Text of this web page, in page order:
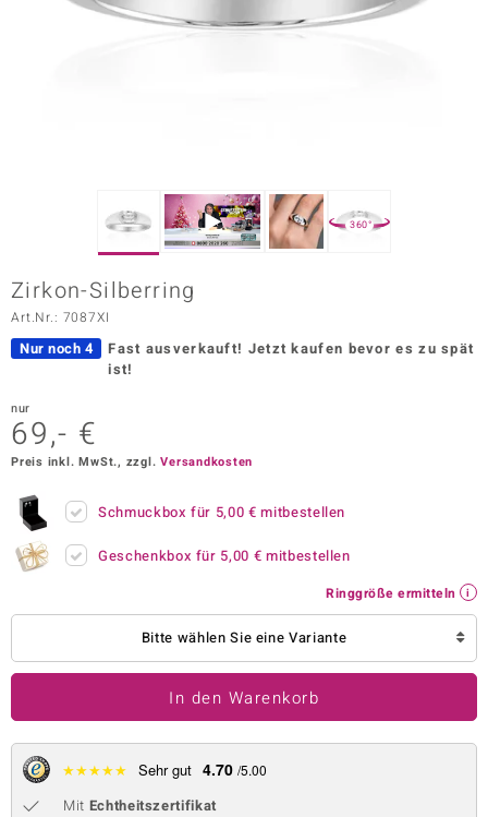
Vogue
Paraíso
360°
Zirkon-Silberring
Art.Nr.: 7087XI
Nur noch 4 Fast ausverkauft! Jetzt kaufen bevor es zu spät
ist!
nur
69,- €
Preis inkl. MwSt., zzgl.Versandkosten
Schmuckbox für 5,00 € mitbestellen
Geschenkbox für 5,00 € mitbestellen
Ringgröße ermitteln
Bitte wählen Sie eine Variante
In den Warenkorb
★★★★★ Sehr gut 4.70 /5.00
Mit Echtheitszertifikat